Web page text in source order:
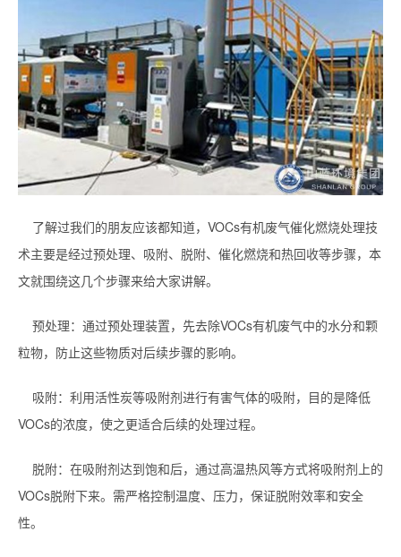
了解过我们的朋友应该都知道，VOCs有机废气催化燃烧处理技
术主要是经过预处理、吸附、脱附、催化燃烧和热回收等步骤，本
文就围绕这几个步骤来给大家讲解。
预处理：通过预处理装置，先去除VOCs有机废气中的水分和颗
粒物，防止这些物质对后续步骤的影响。
吸附：利用活性炭等吸附剂进行有害气体的吸附，目的是降低
VOCs的浓度，使之更适合后续的处理过程。
脱附：在吸附剂达到饱和后，通过高温热风等方式将吸附剂上的
VOCs脱附下来。需严格控制温度、压力，保证脱附效率和安全
性。